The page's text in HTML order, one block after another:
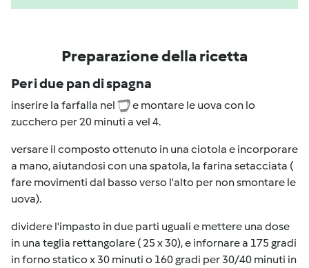
Preparazione della ricetta
Per i due pan di spagna
inserire la farfalla nel
e montare le uova con lo
zucchero per 20 minuti a vel 4.
versare il composto ottenuto in una ciotola e incorporare
a mano, aiutandosi con una spatola, la farina setacciata (
fare movimenti dal basso verso l'alto per non smontare le
uova).
dividere l'impasto in due parti uguali e mettere una dose
in una teglia rettangolare ( 25 x 30), e infornare a 175 gradi
in forno statico x 30 minuti o 160 gradi per 30/40 minuti in